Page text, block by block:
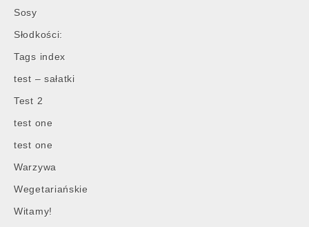
Sosy
Słodkości:
Tags index
test – sałatki
Test 2
test one
test one
Warzywa
Wegetariańskie
Witamy!